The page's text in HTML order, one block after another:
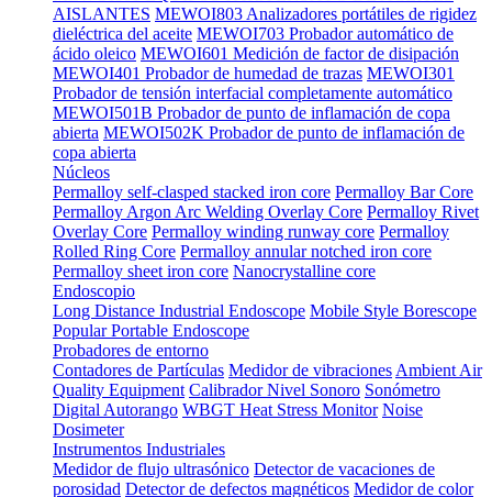
AISLANTES MEWOI803 Analizadores portátiles de rigidez
dieléctrica del aceite MEWOI703 Probador automático de
ácido oleico MEWOI601 Medición de factor de disipación
MEWOI401 Probador de humedad de trazas MEWOI301
Probador de tensión interfacial completamente automático
MEWOI501B Probador de punto de inflamación de copa
abierta MEWOI502K Probador de punto de inflamación de
copa abierta
Núcleos
Permalloy self-clasped stacked iron core Permalloy Bar Core
Permalloy Argon Arc Welding Overlay Core Permalloy Rivet
Overlay Core Permalloy winding runway core Permalloy
Rolled Ring Core Permalloy annular notched iron core
Permalloy sheet iron core Nanocrystalline core
Endoscopio
Long Distance Industrial Endoscope Mobile Style Borescope
Popular Portable Endoscope
Probadores de entorno
Contadores de Partículas Medidor de vibraciones Ambient Air
Quality Equipment Calibrador Nivel Sonoro Sonómetro
Digital Autorango WBGT Heat Stress Monitor Noise
Dosimeter
Instrumentos Industriales
Medidor de flujo ultrasónico Detector de vacaciones de
porosidad Detector de defectos magnéticos Medidor de color